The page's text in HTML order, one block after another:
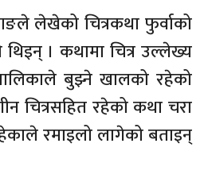
लेखेको चित्रकथा फुर्वाको
थिइन् । कथामा चित्र उल्लेख्य
बुझ्ने खालको रहेको
चित्रसहित रहेको कथा चरा
रमाइलो लागेको बताइन्